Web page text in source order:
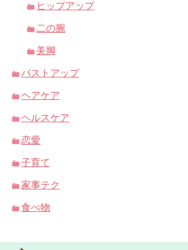
ヒップアップ
二の腕
美脚
バストアップ
ヘアケア
ヘルスケア
恋愛
子育て
家事テク
食べ物